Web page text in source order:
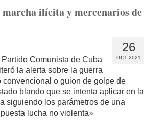
marcha ilícita y mercenarios de
26
OCT 2021
Partido Comunista de Cuba
la alerta sobre la guerra
convencional o guion de golpe de
blando que se intenta aplicar en la
siguiendo los parámetros de una
lucha no violenta»